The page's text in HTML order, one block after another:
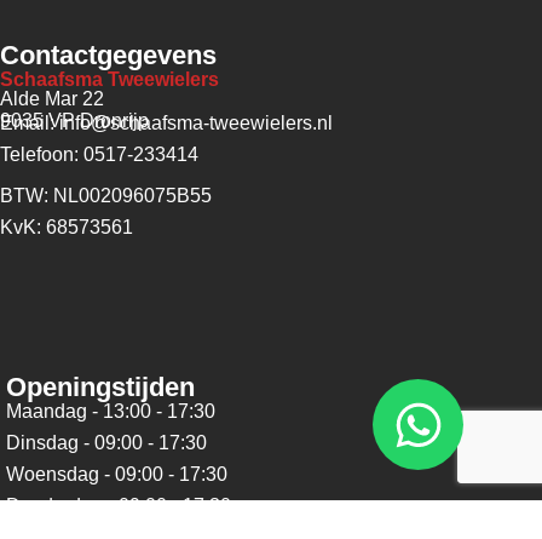
Contactgegevens
Schaafsma Tweewielers
Alde Mar 22
9035 VP Dronrijp
Email: info@schaafsma-tweewielers.nl
Telefoon: 0517-233414
BTW: NL002096075B55
KvK: 68573561
Openingstijden
Maandag - 13:00 - 17:30
Dinsdag - 09:00 - 17:30
Woensdag - 09:00 - 17:30
Donderdag - 09:00 - 17:30